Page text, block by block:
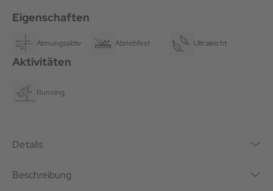
Eigenschaften
Atmungsaktiv Abriebfest Ultraleicht
Aktivitäten
Running
Details
Beschreibung